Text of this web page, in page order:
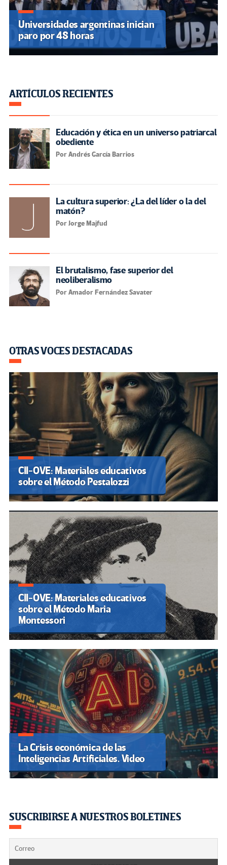
Universidades argentinas inician
paro por 48 horas
ARTÍCULOS RECIENTES
Educación y ética en un universo patriarcal
obediente
Por Andrés García Barrios
La cultura superior: ¿La del líder o la del
matón?
Por Jorge Majfud
El brutalismo, fase superior del
neoliberalismo
Por Amador Fernández Savater
OTRAS VOCES DESTACADAS
CII-OVE: Materiales educativos
sobre el Método Pestalozzi
CII-OVE: Materiales educativos
sobre el Método Maria
Montessori
La Crisis económica de las
Inteligencias Artificiales. Video
SUSCRIBIRSE A NUESTROS BOLETINES